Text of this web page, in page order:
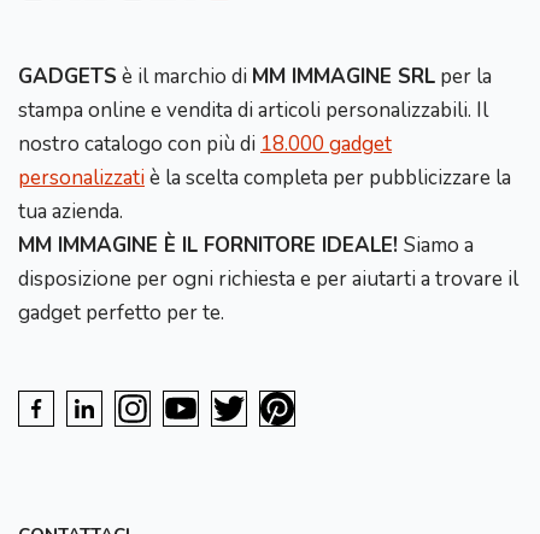
GADGETS è il marchio di MM IMMAGINE SRL per la
stampa online e vendita di articoli personalizzabili. Il
nostro catalogo con più di 18.000 gadget
personalizzatiè la scelta completa per pubblicizzare la
tua azienda.
MM IMMAGINE È IL FORNITORE IDEALE! Siamo a
disposizione per ogni richiesta e per aiutarti a trovare il
gadget perfetto per te.